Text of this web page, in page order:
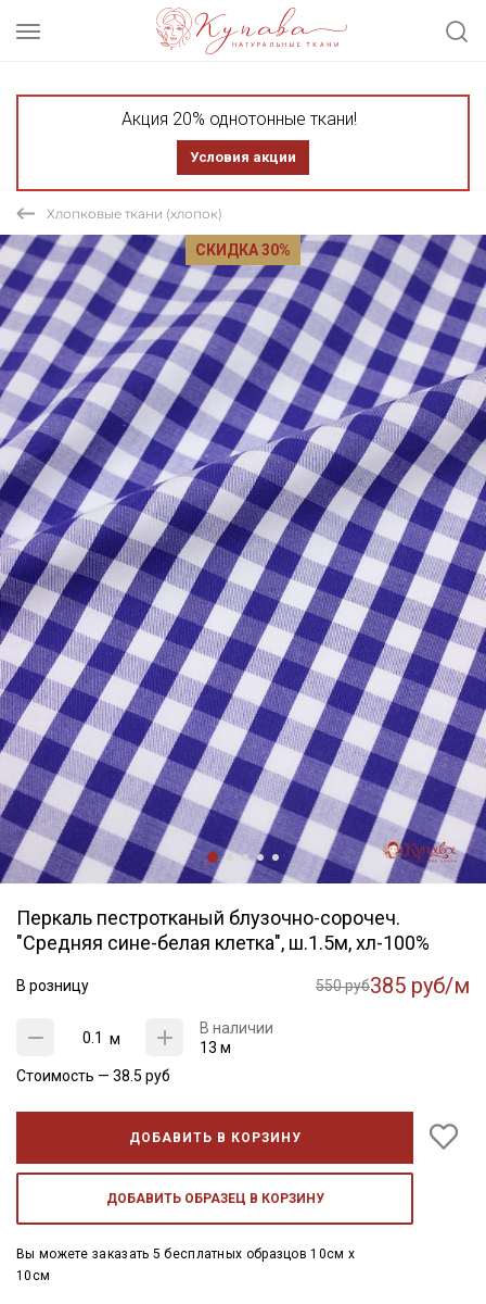
Акция 20% однотонные ткани!
Условия акции
Хлопковые ткани (хлопок)
СКИДКА 30%
Перкаль пестротканый блузочно-сорочеч.
"Средняя сине-белая клетка", ш.1.5м, хл-100%
В розницу 550 руб385 руб/м
м
В наличии
13 м
Стоимость — 38.5 руб
ДОБАВИТЬ В КОРЗИНУ
ДОБАВИТЬ ОБРАЗЕЦ В КОРЗИНУ
Вы можете заказать 5 бесплатных образцов 10см x
10см